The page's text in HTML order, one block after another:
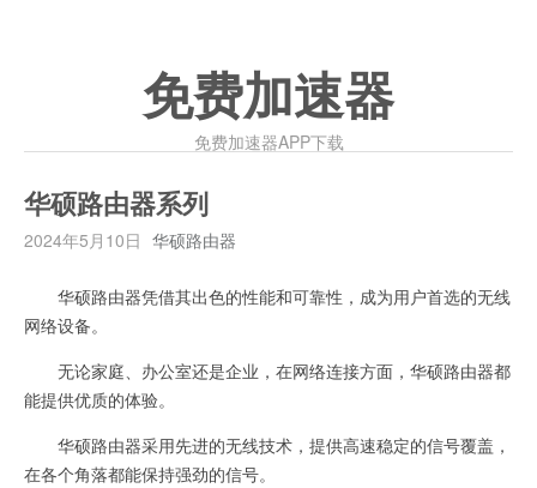
免费加速器
免费加速器APP下载
华硕路由器系列
2024年5月10日 华硕路由器
华硕路由器凭借其出色的性能和可靠性，成为用户首选的无线
网络设备。
无论家庭、办公室还是企业，在网络连接方面，华硕路由器都
能提供优质的体验。
华硕路由器采用先进的无线技术，提供高速稳定的信号覆盖，
在各个角落都能保持强劲的信号。